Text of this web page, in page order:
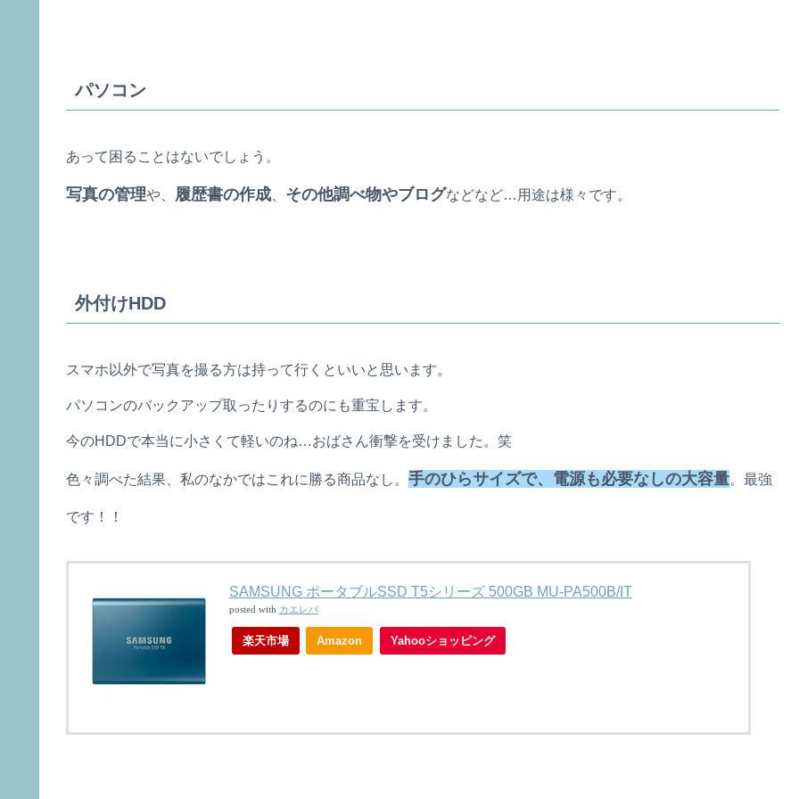
パソコン
あって困ることはないでしょう。
写真の管理や、 履歴書の作成 その他調べ物やブログなどなど…用途は様々です。
外付けHDD
スマホ以外で写真を撮る方は持って行くといいと思います。
パソコンのバックアップ取ったりするのにも重宝します。
今のHDDで本当に小さくて軽いのね…おばさん衝撃を受けました。笑
色々調べた結果、私のなかではこれに勝る商品なし。 手のひらサイズで、電源も必要なしの大容量。最強
です！！
SAMSUNG ポータブルSSD T5シリーズ 500GB MU-PA500B/IT
posted with カエレバ
楽天市場 Amazon Yahooショッピング